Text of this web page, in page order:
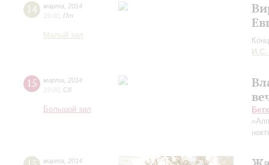
14 марта
2014
19:00 Пт
Малый зал
И.С.
15 марта
2014
19:00 Сб
Большой зал
марта 2014